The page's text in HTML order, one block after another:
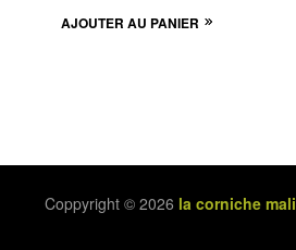
AJOUTER AU PANIER
Coppyright © 2026 la corniche mali